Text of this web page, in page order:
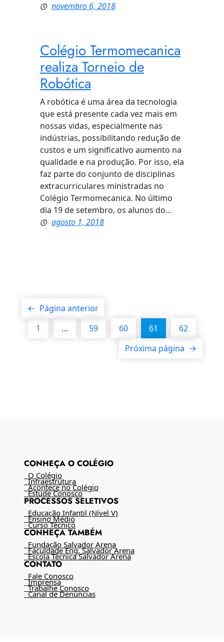
novembro 6, 2018
Colégio Termomecanica
realiza Torneio de
Robótica
A robótica é uma área da tecnologia
que está presente cada vez mais em
nossas vidas, especialmente nas
indústrias, possibilitando redução de
custos e um significativo aumento na
qualidade e na produção. Por isso, ela
faz parte do conjunto de disciplinas
extracurriculares ministradas no
Colégio Termomecanica. No último
dia 19 de setembro, os alunos do…
agosto 1, 2018
← Página anterior
1
… 59 60 61
62
Próxima página →
CONHEÇA O COLÉGIO
O Colégio
Infraestrutura
Acontece no Colégio
Estude Conosco
PROCESSOS SELETIVOS
Educação Infantil (Nível V)
Ensino Médio
Curso Técnico
CONHEÇA TAMBÉM
Fundação Salvador Arena
Faculdade Eng. Salvador Arena
Escola Técnica Salvador Arena
CONTATO
Fale Conosco
Imprensa
Trabalhe Conosco
Canal de Denúncias